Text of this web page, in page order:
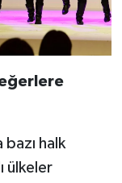
halk
ülkeler